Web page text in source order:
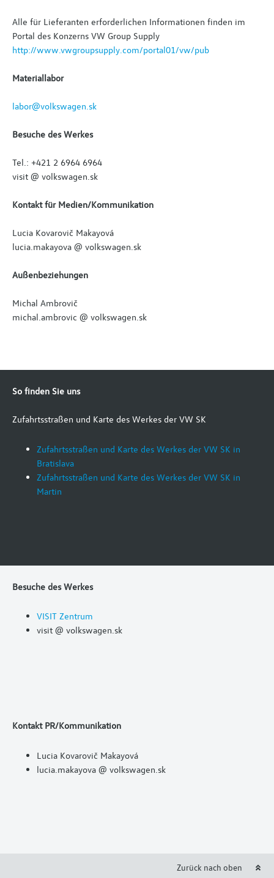
Alle für Lieferanten erforderlichen Informationen finden im
Portal des Konzerns VW Group Supply
http://www.vwgroupsupply.com/portal01/vw/pub
Materiallabor
labor@volkswagen.sk
Besuche des Werkes
Tel.: +421 2 6964 6964
visit @ volkswagen.sk
Kontakt für Medien/Kommunikation
Lucia Kovarovič Makayová
lucia.makayova @ volkswagen.sk
Außenbeziehungen
Michal Ambrovič
michal.ambrovic @ volkswagen.sk
So finden Sie uns
Zufahrtsstraßen und Karte des Werkes der VW SK
Zufahrtsstraßen und Karte des Werkes der VW SK in
Bratislava
Zufahrtsstraßen und Karte des Werkes der VW SK in
Martin
Besuche des Werkes
VISIT Zentrum
visit @ volkswagen.sk
Kontakt PR/Kommunikation
Lucia Kovarovič Makayová
lucia.makayova @ volkswagen.sk
Zurück nach oben